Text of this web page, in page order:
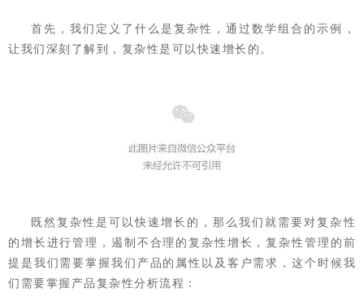
首先，我们定义了什么是复杂性，通过数学组合的示例，
让我们深刻了解到，复杂性是可以快速增长的。
既然复杂性是可以快速增长的，那么我们就需要对复杂性
的增长进行管理，遏制不合理的复杂性增长，复杂性管理的前
提是我们需要掌握我们产品的属性以及客户需求，这个时候我
们需要掌握产品复杂性分析流程：